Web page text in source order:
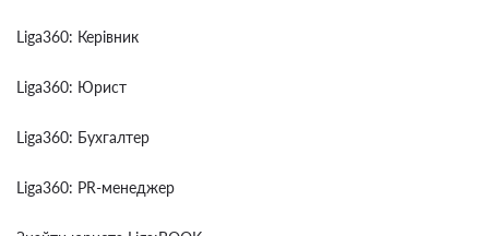
Liga360: Керівник
Liga360: Юрист
Liga360: Бухгалтер
Liga360: PR-менеджер